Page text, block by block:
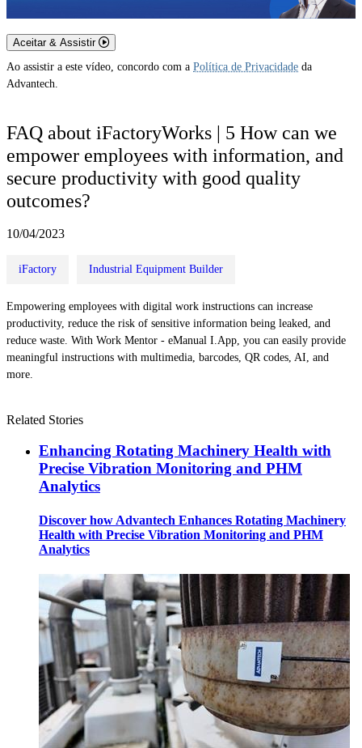
Aceitar & Assistir
Ao assistir a este vídeo, concordo com a Política de Privacidade da
Advantech.
FAQ about iFactoryWorks | 5 How can we
empower employees with information, and
secure productivity with good quality
outcomes?
10/04/2023
iFactory Industrial Equipment Builder
Empowering employees with digital work instructions can increase
productivity, reduce the risk of sensitive information being leaked, and
reduce waste. With Work Mentor - eManual I.App, you can easily provide
meaningful instructions with multimedia, barcodes, QR codes, AI, and
more.
Related Stories
Enhancing Rotating Machinery Health with
Precise Vibration Monitoring and PHM
Analytics
Discover how Advantech Enhances Rotating Machinery
Health with Precise Vibration Monitoring and PHM
Analytics